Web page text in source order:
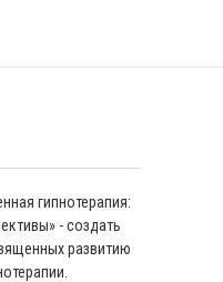
гипнотерапия:
- создать
развитию